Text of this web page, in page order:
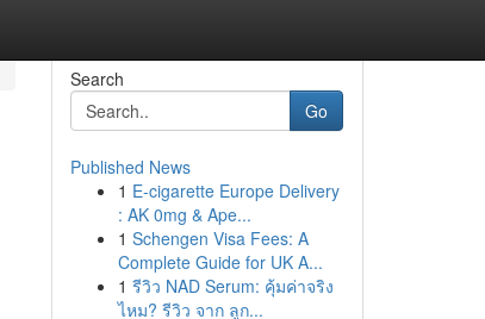
Search
Go
Published News
1 E-cigarette Europe Delivery
: AK 0mg & Ape...
1 Schengen Visa Fees: A
Complete Guide for UK A...
1 รีวิว NAD Serum: คุ้มค่าจริง
ไหม? รีวิว จาก ลูก...